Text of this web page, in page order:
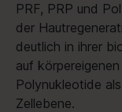
PRF, PRP und
der
deutlich in ihrer
auf
Polynukleotide
Zellebene.